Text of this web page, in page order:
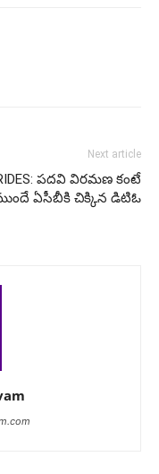
Next article
పదవి విరమణ కంటే
ఏసీబీకి చిక్కిన డిటిఓ